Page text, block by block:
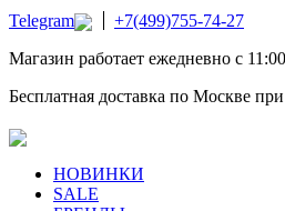
Telegram
+7(499)755-74-27
Магазин работает ежедневно с
Бесплатная доставка по Москве
НОВИНКИ
SALE